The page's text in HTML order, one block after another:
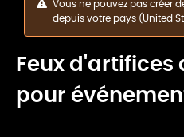
Vous ne pouvez pas créer
depuis votre pays (United
Feux
pour